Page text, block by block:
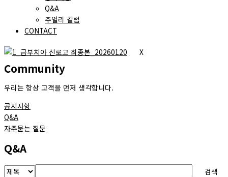
Q&A
주얼리 칼럼
CONTACT
X
Community
우리는 항상 고객을 먼저 생각합니다.
공지사항
Q&A
자주묻는 질문
Q&A
검색